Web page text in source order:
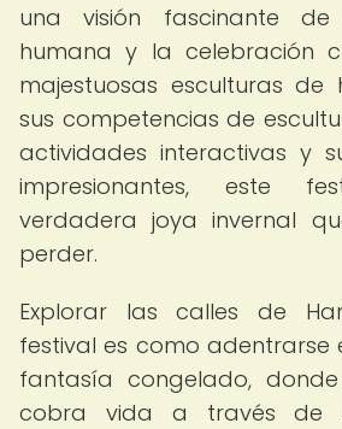
una visión fascinante
humana y la celebración
majestuosas esculturas de
sus competencias de
actividades interactivas y
impresionantes, este
verdadera joya invernal
perder.
Explorar las calles de
festival es como adentrarse
fantasía congelado,
cobra vida a través de